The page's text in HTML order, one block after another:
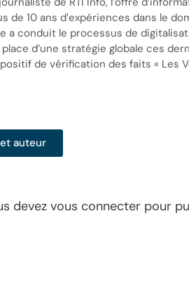
de 10 ans d’expériences dans le
a conduit le processus de
d’une stratégie globale ces
de vérification des faits « Les
auteur
devez vous connecter pour